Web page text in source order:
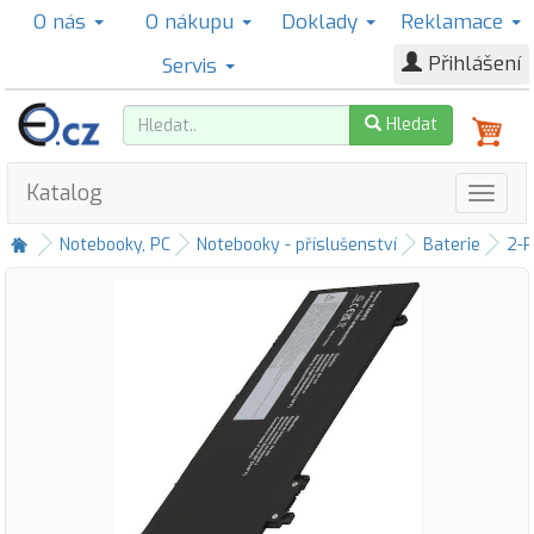
O nás O nákupu Doklady
Reklamace
Servis
Přihlášení
Hledat
Katalog
Notebooky, PC Notebooky - příslušenství Baterie 2-